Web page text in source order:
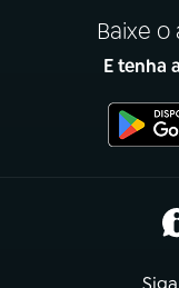
Baixe
E tenha